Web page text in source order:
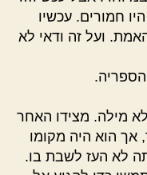
חמורים. עכשיו
ועל זה ודאי לא
מילה. מצידו האחר
הוא היה מקומו
לא העז לשבת בו.